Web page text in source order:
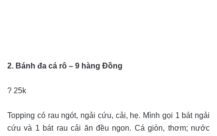
2. Bánh đa cá rô – 9 hàng Đồng
? 25k
Topping có rau ngót, ngải cứu, cải, hẹ. Mình gọi 1 bát ngải
cứu và 1 bát rau cải ăn đều ngon. Cá giòn, thơm; nước